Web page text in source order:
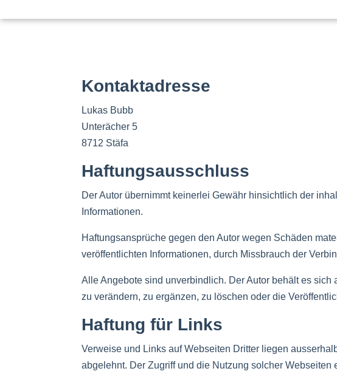
Kontaktadresse
Lukas Bubb
Unterächer 5
8712 Stäfa
Haftungsausschluss
Der Autor übernimmt keinerlei Gewähr hinsichtlich der
Informationen.
Haftungsansprüche gegen den Autor wegen Schäden
veröffentlichten Informationen, durch Missbrauch der
Alle Angebote sind unverbindlich. Der Autor behält es
zu verändern, zu ergänzen, zu löschen oder die
Haftung für Links
Verweise und Links auf Webseiten Dritter liegen
abgelehnt. Der Zugriff und die Nutzung solcher